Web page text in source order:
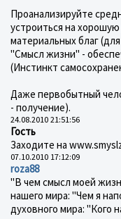
Проанализируйте
устроиться на
материальных благ
"Смысл жизни" -
(Инстинкт
Даже первобытный
- получение).
24.08.2010 21:51:56
Гость
Заходите на
07.10.2010 17:12:09
roza88
"В чем смысл моей
нашего мира: "Чем я
духовного мира: "Кого